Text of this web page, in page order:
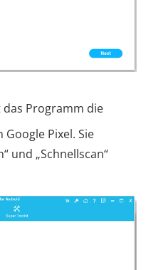
Programm die
Pixel. Sie
und „Schnellscan“